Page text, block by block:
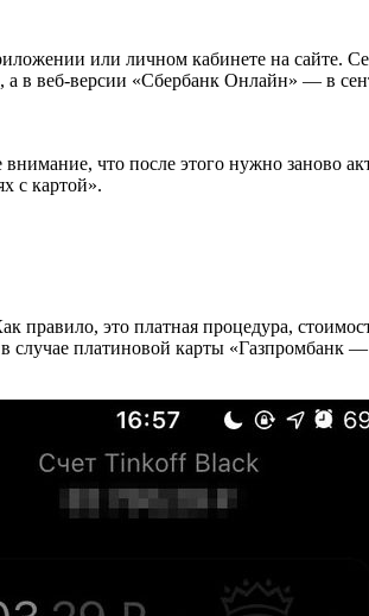
или личном кабинете на сайте.
в веб-версии «Сбербанк Онлайн» — в
что после этого нужно заново
с картой».
это платная процедура,
платиновой карты «Газпромбанк